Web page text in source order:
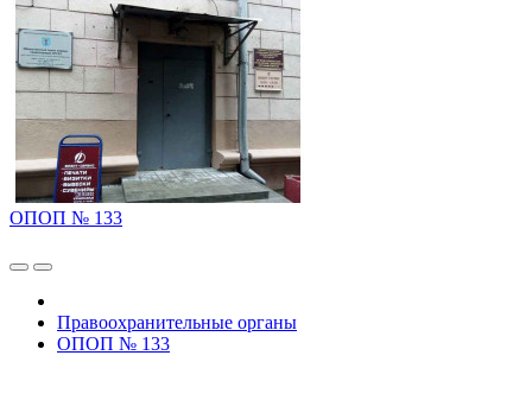
ОПОП № 133
Правоохранительные органы
ОПОП № 133